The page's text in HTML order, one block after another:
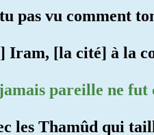
pas vu comment
Iram, [la cité] à la
pareille ne
les Thamûd qui